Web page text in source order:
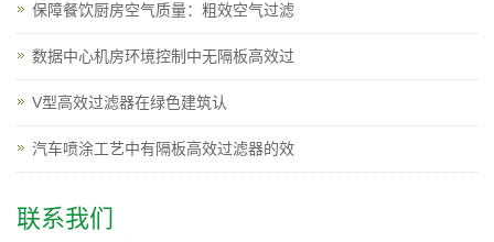
保障餐饮厨房空气质量：粗效空气过滤
数据中心机房环境控制中无隔板高效过
V型高效过滤器在绿色建筑认
汽车喷涂工艺中有隔板高效过滤器的效
联系我们